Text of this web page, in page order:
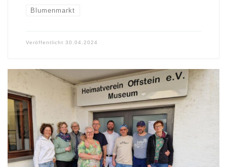
Blumenmarkt
Veröffentlicht 30.04.2024